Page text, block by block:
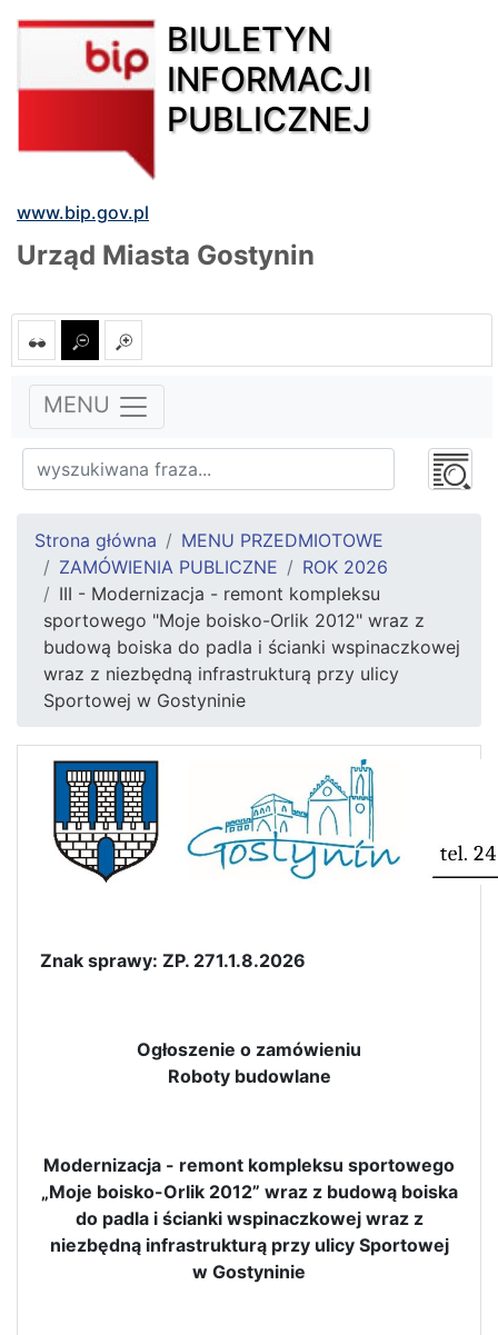
BIULETYN
INFORMACJI
PUBLICZNEJ
www.bip.gov.pl
Urząd Miasta Gostynin
MENU
Strona główna
MENU PRZEDMIOTOWE
ZAMÓWIENIA PUBLICZNE
ROK 2026
III - Modernizacja - remont kompleksu
sportowego "Moje boisko-Orlik 2012" wraz z
budową boiska do padla i ścianki wspinaczkowej
wraz z niezbędną infrastrukturą przy ulicy
Sportowej w Gostyninie
Znak sprawy: ZP. 271.1.8.2026
Ogłoszenie o zamówieniu
Roboty budowlane
Modernizacja - remont kompleksu sportowego
„Moje boisko-Orlik 2012” wraz z budową boiska
do padla i ścianki wspinaczkowej wraz z
niezbędną infrastrukturą przy ulicy Sportowej
w Gostyninie